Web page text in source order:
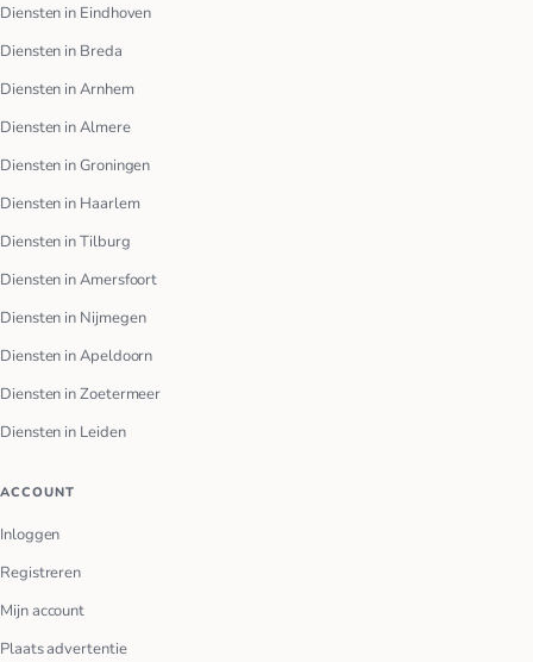
Diensten in Eindhoven
Diensten in Breda
Diensten in Arnhem
Diensten in Almere
Diensten in Groningen
Diensten in Haarlem
Diensten in Tilburg
Diensten in Amersfoort
Diensten in Nijmegen
Diensten in Apeldoorn
Diensten in Zoetermeer
Diensten in Leiden
ACCOUNT
Inloggen
Registreren
Mijn account
Plaats advertentie